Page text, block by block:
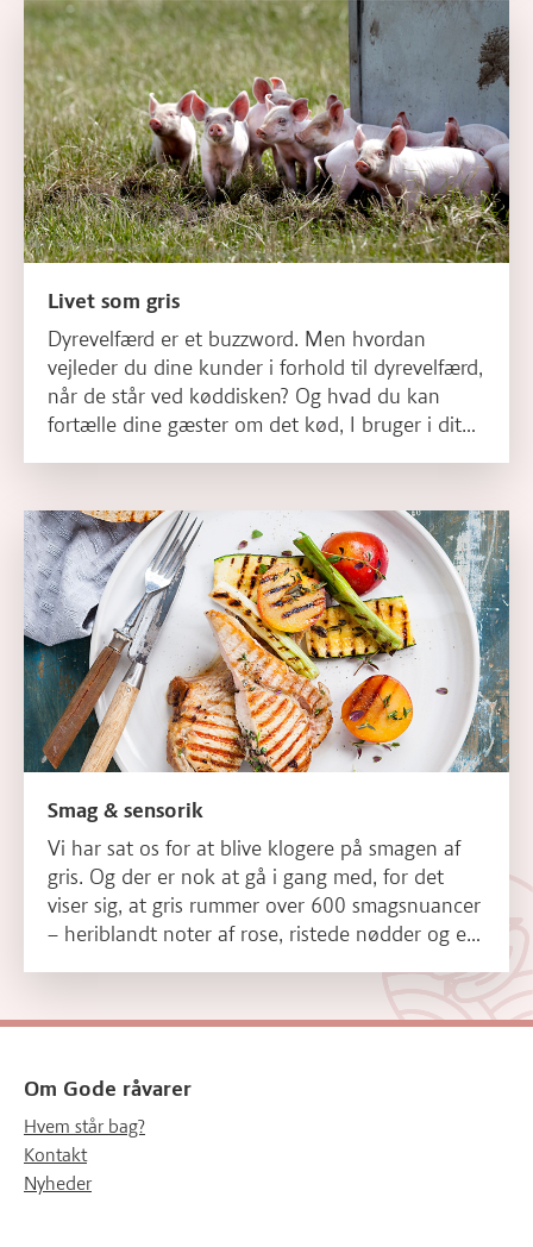
Læs mere om Livet som gris
Livet som gris
Dyrevelfærd er et buzzword. Men hvordan
vejleder du dine kunder i forhold til dyrevelfærd,
når de står ved køddisken? Og hvad du kan
fortælle dine gæster om det kød, I bruger i dit
Læs mere om Smag & sensorik
Smag & sensorik
Vi har sat os for at blive klogere på smagen af
gris. Og der er nok at gå i gang med, for det
viser sig, at gris rummer over 600 smagsnuancer
– heriblandt noter af rose, ristede nødder og et
Om Gode råvarer
Hvem står bag?
Kontakt
Nyheder